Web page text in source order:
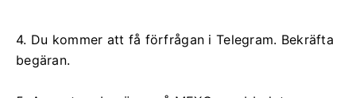
4. Du kommer att få förfrågan i Telegram. Bekräfta
begäran.